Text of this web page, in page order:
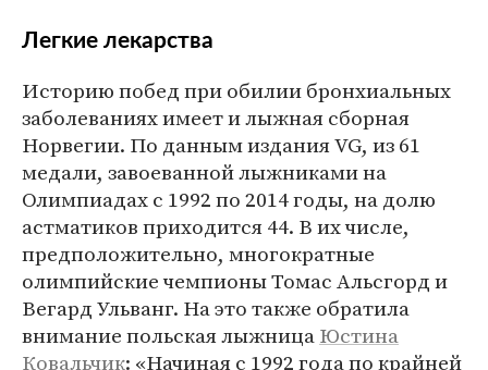
Легкие лекарства
Историю побед при обилии бронхиальных
заболеваниях имеет и лыжная сборная
Норвегии. По данным издания VG, из 61
медали, завоеванной лыжниками на
Олимпиадах с 1992 по 2014 годы, на долю
астматиков приходится 44. В их числе,
предположительно, многократные
олимпийские чемпионы Томас Альсгорд и
Вегард Ульванг. На это также обратила
внимание польская лыжницаЮстина
Ковальчик: «Начиная с 1992 года по крайней